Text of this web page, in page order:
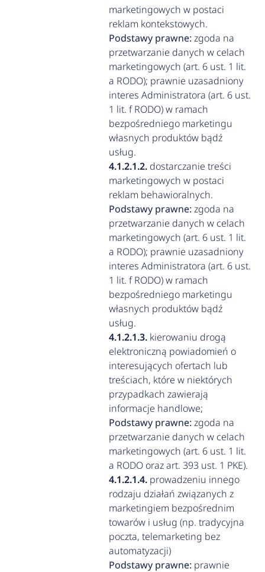
marketingowych w postaci
reklam kontekstowych.
Podstawy prawne: zgoda na
przetwarzanie danych w celach
marketingowych (art. 6 ust. 1 lit.
a RODO); prawnie uzasadniony
interes Administratora (art. 6 ust.
1 lit. f RODO) w ramach
bezpośredniego marketingu
własnych produktów bądź
usług.
dostarczanie treści
marketingowych w postaci
reklam behawioralnych.
Podstawy prawne: zgoda na
przetwarzanie danych w celach
marketingowych (art. 6 ust. 1 lit.
a RODO); prawnie uzasadniony
interes Administratora (art. 6 ust.
1 lit. f RODO) w ramach
bezpośredniego marketingu
własnych produktów bądź
usług.
kierowaniu drogą
elektroniczną powiadomień o
interesujących ofertach lub
treściach, które w niektórych
przypadkach zawierają
informacje handlowe;
Podstawy prawne: zgoda na
przetwarzanie danych w celach
marketingowych (art. 6 ust. 1 lit.
a RODO oraz art. 393 ust. 1 PKE).
prowadzeniu innego
rodzaju działań związanych z
marketingiem bezpośrednim
towarów i usług (np. tradycyjna
poczta, telemarketing bez
automatyzacji)
Podstawy prawne: prawnie